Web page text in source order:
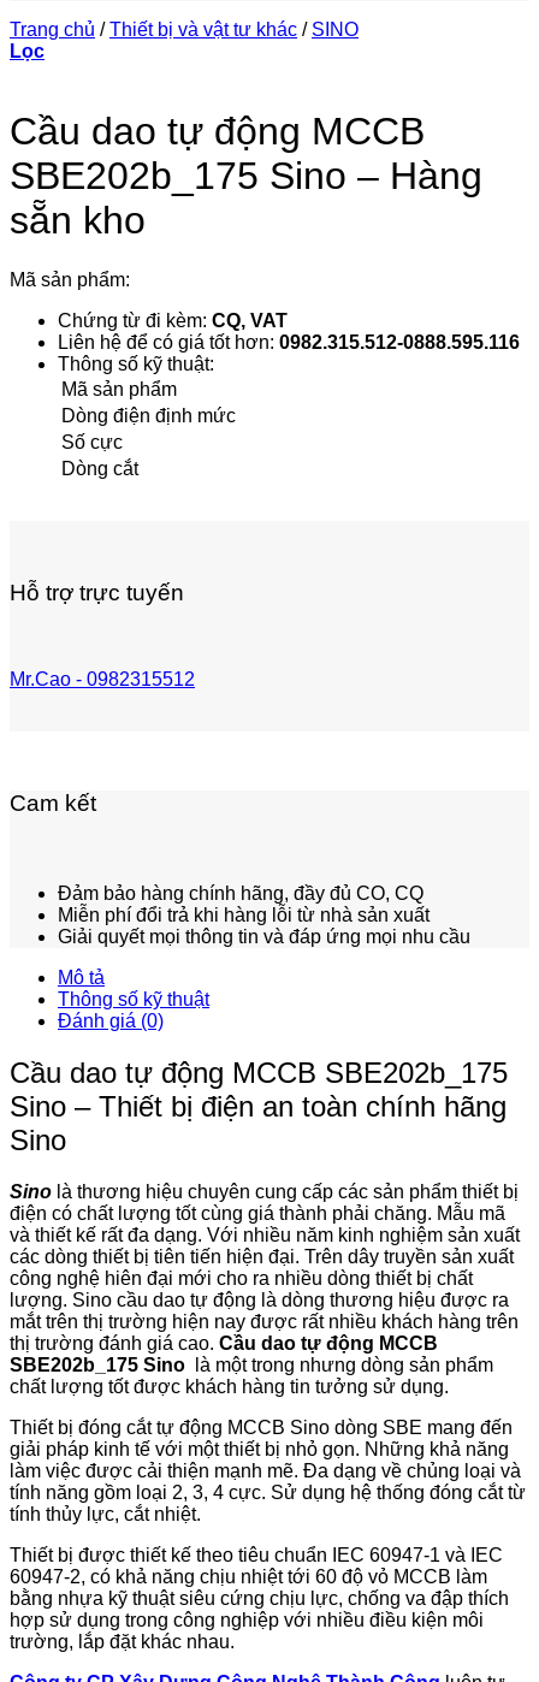
Trang chủ / Thiết bị và vật tư khác / SINO
Lọc
Cầu dao tự động MCCB
SBE202b_175 Sino – Hàng
sẵn kho
Mã sản phẩm:
Chứng từ đi kèm: CQ, VAT
Liên hệ để có giá tốt hơn: 0982.315.512-0888.595.116
Thông số kỹ thuật:
Mã sản phẩm
Dòng điện định mức
Số cực
Dòng cắt
Hỗ trợ trực tuyến
Mr.Cao - 0982315512
Cam kết
Đảm bảo hàng chính hãng, đầy đủ CO, CQ
Miễn phí đổi trả khi hàng lỗi từ nhà sản xuất
Giải quyết mọi thông tin và đáp ứng mọi nhu cầu
Mô tả
Thông số kỹ thuật
Đánh giá (0)
Cầu dao tự động MCCB SBE202b_175
Sino – Thiết bị điện an toàn chính hãng
Sino
Sino là thương hiệu chuyên cung cấp các sản phẩm thiết bị
điện có chất lượng tốt cùng giá thành phải chăng. Mẫu mã
và thiết kế rất đa dạng. Với nhiều năm kinh nghiệm sản xuất
các dòng thiết bị tiên tiến hiện đại. Trên dây truyền sản xuất
công nghệ hiên đại mới cho ra nhiều dòng thiết bị chất
lượng. Sino cầu dao tự động là dòng thương hiệu được ra
mắt trên thị trường hiện nay được rất nhiều khách hàng trên
thị trường đánh giá cao. Cầu dao tự động MCCB
SBE202b_175 Sino
là một trong nhưng dòng sản phẩm
chất lượng tốt được khách hàng tin tưởng sử dụng.
Thiết bị đóng cắt tự động MCCB Sino dòng SBE mang đến
giải pháp kinh tế với một thiết bị nhỏ gọn. Những khả năng
làm việc được cải thiện mạnh mẽ. Đa dạng về chủng loại và
tính năng gồm loại 2, 3, 4 cực. Sử dụng hệ thống đóng cắt từ
tính thủy lực, cắt nhiệt.
Thiết bị được thiết kế theo tiêu chuẩn IEC 60947-1 và IEC
60947-2, có khả năng chịu nhiệt tới 60 độ vỏ MCCB làm
bằng nhựa kỹ thuật siêu cứng chịu lực, chống va đập thích
hợp sử dụng trong công nghiệp với nhiều điều kiện môi
trường, lắp đặt khác nhau.